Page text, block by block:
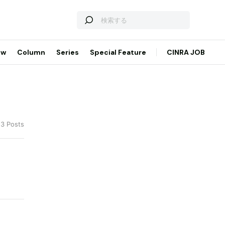
Column Series Special Feature CINRA JOB
Posts